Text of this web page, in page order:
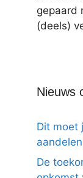
gepaard
(deels)
Nieuws
Dit moet
aandelen
De